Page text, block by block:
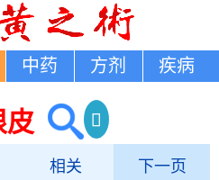
中药 方剂 疾病
皮
相关 下一页